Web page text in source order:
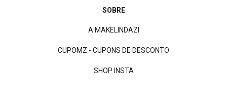
SOBRE
A MAKELINDAZI
CUPOMZ - CUPONS DE DESCONTO
SHOP INSTA